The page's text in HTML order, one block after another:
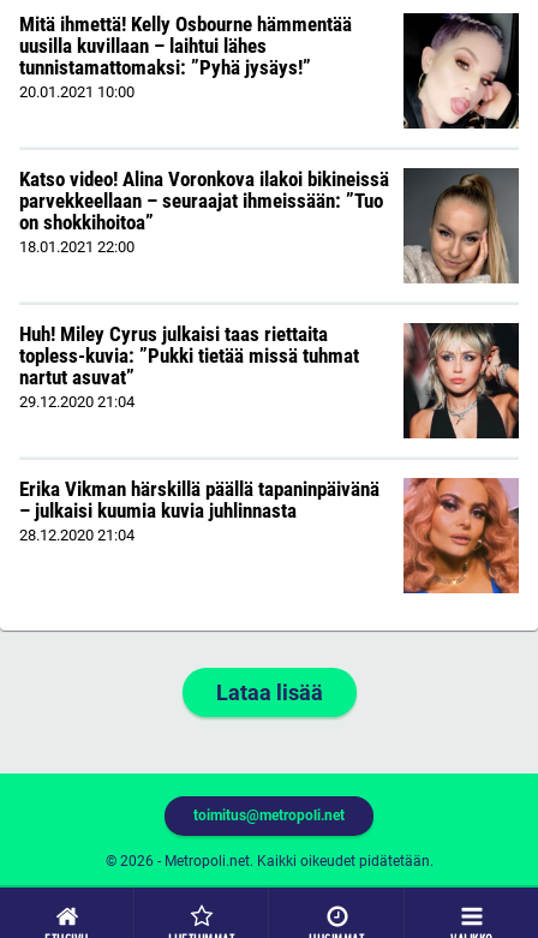
Mitä ihmettä! Kelly Osbourne hämmentää
uusilla kuvillaan – laihtui lähes
tunnistamattomaksi: ”Pyhä jysäys!”
20.01.2021 10:00
Katso video! Alina Voronkova ilakoi bikineissä
parvekkeellaan – seuraajat ihmeissään: ”Tuo
on shokkihoitoa”
18.01.2021 22:00
Huh! Miley Cyrus julkaisi taas riettaita
topless-kuvia: ”Pukki tietää missä tuhmat
nartut asuvat”
29.12.2020 21:04
Erika Vikman härskillä päällä tapaninpäivänä
– julkaisi kuumia kuvia juhlinnasta
28.12.2020 21:04
Lataa lisää
© 2026 - Metropoli.net. Kaikki oikeudet pidätetään.
toimitus@metropoli.net